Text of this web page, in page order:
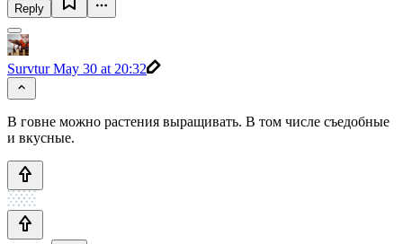
Reply
SurvturMay 30 at 20:32
В говне можно растения выращивать. В том числе съедобные
и вкусные.